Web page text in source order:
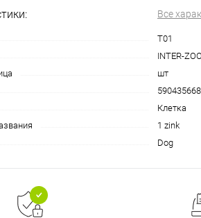
Все
T01
INTER-ZOO
шт
Клетка
1 zink
Dog